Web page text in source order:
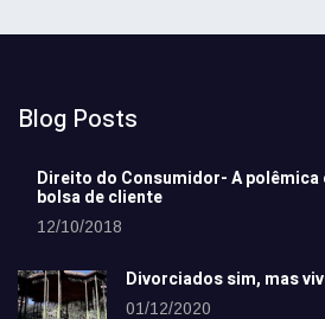
Blog Posts
Direito do Consumidor- A
bolsa de cliente
12/10/2018
Divorciados sim, mas
01/12/2020